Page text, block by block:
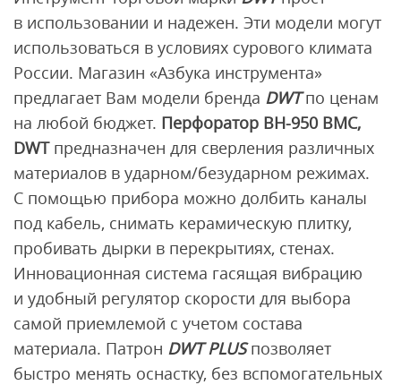
в использовании и надежен. Эти модели могут
использоваться в условиях сурового климата
России. Магазин «Азбука инструмента»
предлагает Вам модели бренда DWTпо ценам
на любой бюджет. Перфоратор BH-950 BMC,
DWTпредназначен для сверления различных
материалов в ударном/безударном режимах.
С помощью прибора можно долбить каналы
под кабель, снимать керамическую плитку,
пробивать дырки в перекрытиях, стенах.
Инновационная система гасящая вибрацию
и удобный регулятор скорости для выбора
самой приемлемой с учетом состава
материала. Патрон DWT PLUSпозволяет
быстро менять оснастку, без вспомогательных